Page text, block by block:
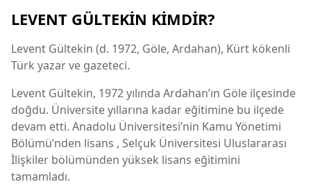
LEVENT GÜLTEKİN KİMDİR?
Levent Gültekin (d. 1972, Göle, Ardahan), Kürt kökenli
Türk yazar ve gazeteci.
Levent Gültekin, 1972 yılında Ardahan’ın Göle ilçesinde
doğdu. Üniversite yıllarına kadar eğitimine bu ilçede
devam etti. Anadolu Üniversitesi’nin Kamu Yönetimi
Bölümü’nden lisans , Selçuk Üniversitesi Uluslararası
İlişkiler bölümünden yüksek lisans eğitimini
tamamladı.